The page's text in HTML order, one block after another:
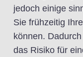
jedoch einige
Sie frühzeitig
können.
das Risiko für